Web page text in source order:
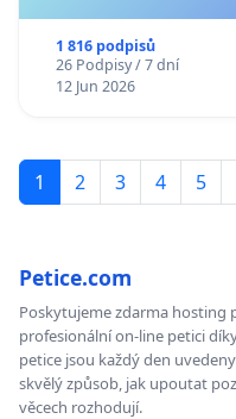
1 816 podpisů
26 Podpisy / 7 dní
12 Jun 2026
1 2 3 4 5
Petice.com
Poskytujeme zdarma hosting
profesionální on-line petici
petice jsou každý den
skvělý způsob, jak upoutat
věcech rozhodují.